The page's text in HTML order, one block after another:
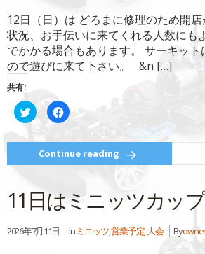
で
開
ま
す)
(新
し
い
ウ
ィ
ン
ド
き
ま
す)
12日（日）は どろまに修理のため開
状況、お手伝いに来てくれる人数にも
でかかる場合もあります。 サーキッ
ので遊びに来て下さい。 &n […]
共有:
ク
リ
し
て
Twitter
で
(新
し
い
ィ
ン
Facebook
で
す
る
に
は
ッ
ク
し
く
だ
Continue reading
11日はミニッツカップ
2026年7月11日 In ミニッツ,営業予定,大会 By